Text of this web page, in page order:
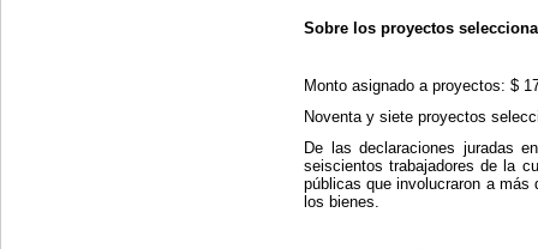
Sobre los proyectos
Monto asignado a proyectos: $
Noventa y siete proyectos
De las declaraciones juradas
seiscientos trabajadores de la
públicas que involucraron a
los bienes.